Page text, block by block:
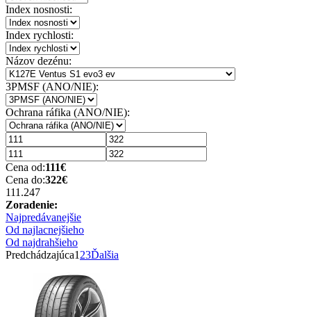
Index nosnosti:
Index rychlosti:
Názov dezénu:
3PMSF (ANO/NIE):
Ochrana ráfika (ANO/NIE):
Cena od:111€
Cena do:322€
111.247
Zoradenie:
Najpredávanejšie
Od najlacnejšieho
Od najdrahšieho
Predchádzajúca1 23Ďalšia